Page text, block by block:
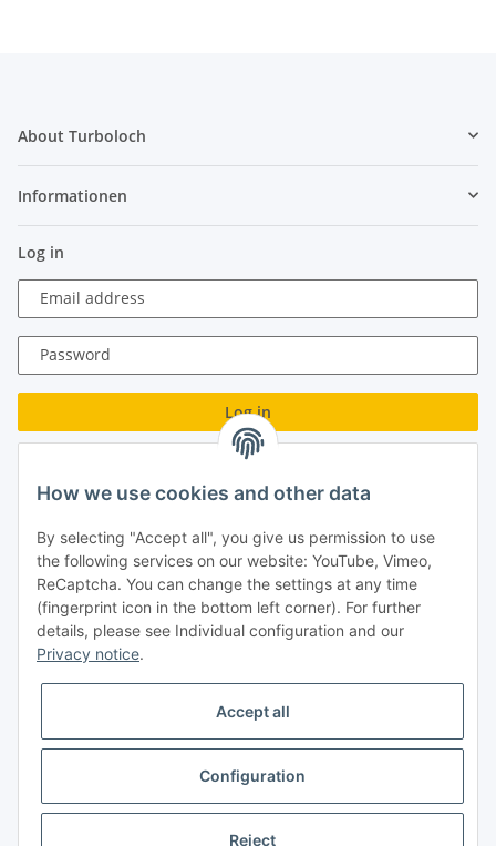
About Turboloch
Informationen
Log in
Email address
Password
Log in
New to our online shop?Register now!
Turboloch GmbH
Almenweg 27
67256 Weisenheim am Sand
Impressum
* All prices incl. VAT, plusshipping fees
How we use cookies and other data
By selecting "Accept all", you give us permission to use
the following services on our website: YouTube, Vimeo,
ReCaptcha. You can change the settings at any time
(fingerprint icon in the bottom left corner). For further
details, please see Individual configuration and our
Privacy notice.
Accept all
Configuration
Reject